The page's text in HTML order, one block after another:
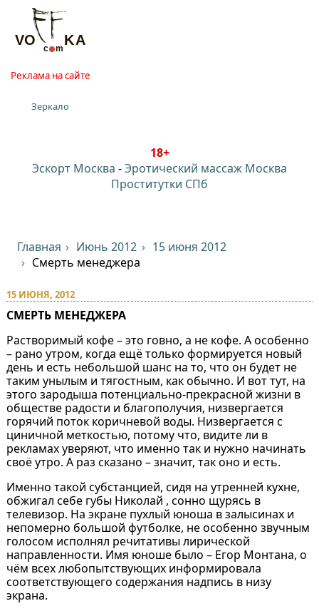
Реклама на сайте
Зеркало
18+
Эскорт Москва -Эротический массаж Москва
Проститутки СПб
Главная Июнь 2012
15 июня 2012
Смерть менеджера
15 ИЮНЯ, 2012
СМЕРТЬ МЕНЕДЖЕРА
Растворимый кофе – это говно, а не кофе. А особенно
– рано утром, когда ещё только формируется новый
день и есть небольшой шанс на то, что он будет не
таким унылым и тягостным, как обычно. И вот тут, на
этого зародыша потенциально-прекрасной жизни в
обществе радости и благополучия, низвергается
горячий поток коричневой воды. Низвергается с
циничной меткостью, потому что, видите ли в
рекламах уверяют, что именно так и нужно начинать
своё утро. А раз сказано – значит, так оно и есть.
Именно такой субстанцией, сидя на утренней кухне,
обжигал себе губы Николай , сонно щурясь в
телевизор. На экране пухлый юноша в залысинах и
непомерно большой футболке, не особенно звучным
голосом исполнял речитативы лирической
направленности. Имя юноше было – Егор Монтана, о
чём всех любопытствующих информировала
соответствующего содержания надпись в низу
экрана.